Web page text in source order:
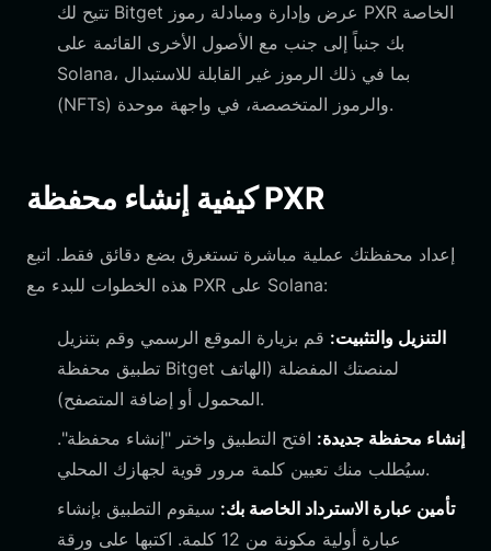
تتيح لك Bitget عرض وإدارة ومبادلة رموز PXR الخاصة
بك جنباً إلى جنب مع الأصول الأخرى القائمة على
Solana، بما في ذلك الرموز غير القابلة للاستبدال
(NFTs) والرموز المتخصصة، في واجهة موحدة.
كيفية إنشاء محفظة PXR
إعداد محفظتك عملية مباشرة تستغرق بضع دقائق فقط. اتبع
هذه الخطوات للبدء مع PXR على Solana:
التنزيل والتثبيت: قم بزيارة الموقع الرسمي وقم بتنزيل
تطبيق محفظة Bitget لمنصتك المفضلة (الهاتف
المحمول أو إضافة المتصفح).
إنشاء محفظة جديدة: افتح التطبيق واختر "إنشاء محفظة".
سيُطلب منك تعيين كلمة مرور قوية لجهازك المحلي.
تأمين عبارة الاسترداد الخاصة بك: سيقوم التطبيق بإنشاء
عبارة أولية مكونة من 12 كلمة. اكتبها على ورقة